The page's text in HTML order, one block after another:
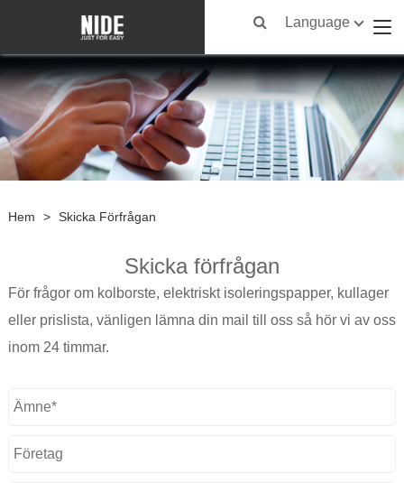
Language
Hem > Skicka Förfrågan
Skicka förfrågan
För frågor om kolborste, elektriskt isoleringspapper, kullager
eller prislista, vänligen lämna din mail till oss så hör vi av oss
inom 24 timmar.